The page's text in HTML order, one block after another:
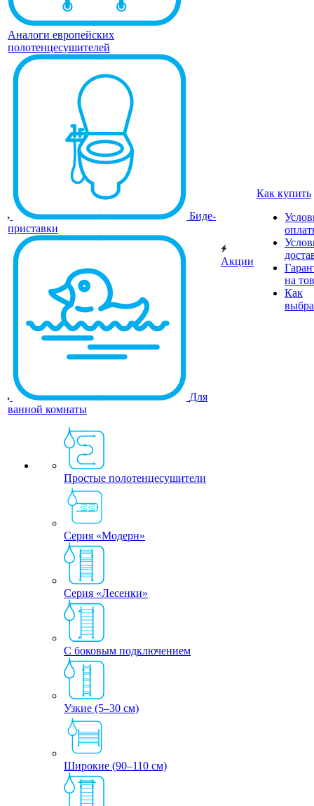
Аналоги европейских
полотенцесушителей
Биде-
приставки
Для
ванной комнаты
Простые полотенцесушители
Серия «Модерн»
Серия «Лесенки»
С боковым подключением
Узкие (5–30 см)
Широкие (90–110 см)
Акции
Как купить
на
Как